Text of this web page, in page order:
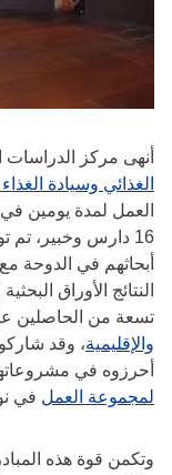
أنهى مركز الدراسات
الغذائي وسيادة
16 دارس وخبير،
أبحاثهم في الدوحة
النتائج الأوراق
تسعة من الحاصلين
والإقليمية، وقد
أحرزوه في
لمجموعة العمل في
وتكمن قوة هذه